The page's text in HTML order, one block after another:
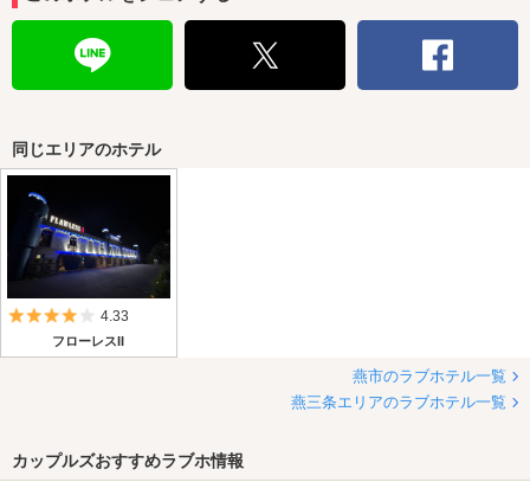
同じエリアのホテル
5つ星のうち4
4.33
フローレスII
燕市のラブホテル一覧
燕三条エリアのラブホテル一覧
カップルズおすすめラブホ情報